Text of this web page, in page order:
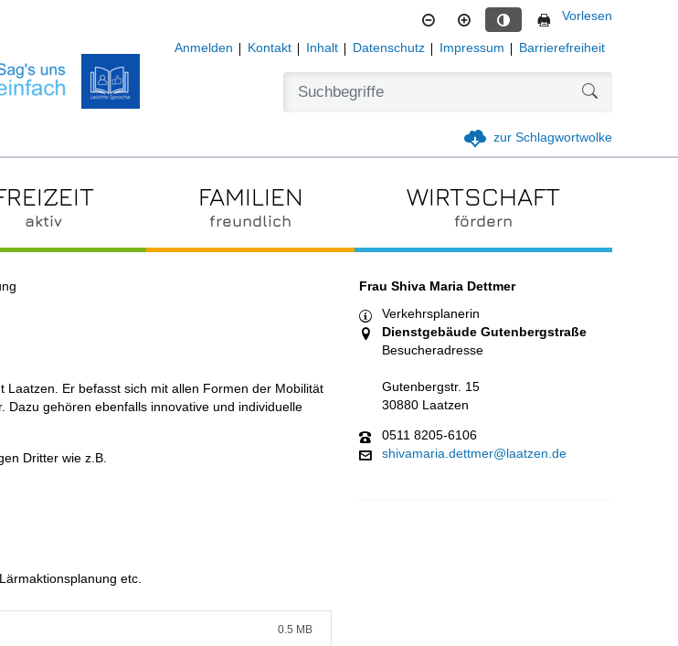
Kontrastmodus aktivieren
Vorlesen
Anmelden Kontakt Inhalt Datenschutz Impressum Barrierefreiheit
zur Schlagwortwolke
aktiv
FAMILIEN
freundlich
WIRTSCHAFT
fördern
Laatzen. Er befasst sich mit allen Formen der Mobilität
Dazu gehören ebenfalls innovative und individuelle
Dritter wie z.B.
etc.
0.5 MB
Frau Shiva Maria Dettmer
Verkehrsplanerin
Dienstgebäude Gutenbergstraße
Besucheradresse
Gutenbergstr. 15
30880 Laatzen
0511 8205-6106
shivamaria.dettmer@laatzen.de